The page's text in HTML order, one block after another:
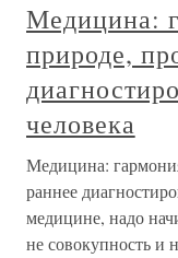
Медицина:
природе,
человека
Медицина:
раннее
медицине, надо
не совокупность и